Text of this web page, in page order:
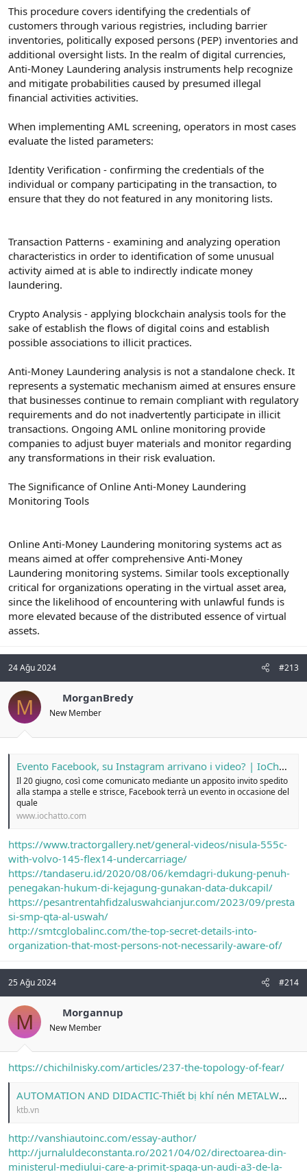
This procedure covers identifying the credentials of
customers through various registries, including barrier
inventories, politically exposed persons (PEP) inventories and
additional oversight lists. In the realm of digital currencies,
Anti-Money Laundering analysis instruments help recognize
and mitigate probabilities caused by presumed illegal
financial activities activities.
When implementing AML screening, operators in most cases
evaluate the listed parameters:
Identity Verification - confirming the credentials of the
individual or company participating in the transaction, to
ensure that they do not featured in any monitoring lists.
Transaction Patterns - examining and analyzing operation
characteristics in order to identification of some unusual
activity aimed at is able to indirectly indicate money
laundering.
Crypto Analysis - applying blockchain analysis tools for the
sake of establish the flows of digital coins and establish
possible associations to illicit practices.
Anti-Money Laundering analysis is not a standalone check. It
represents a systematic mechanism aimed at ensures ensure
that businesses continue to remain compliant with regulatory
requirements and do not inadvertently participate in illicit
transactions. Ongoing AML online monitoring provide
companies to adjust buyer materials and monitor regarding
any transformations in their risk evaluation.
The Significance of Online Anti-Money Laundering
Monitoring Tools
Online Anti-Money Laundering monitoring systems act as
means aimed at offer comprehensive Anti-Money
Laundering monitoring systems. Similar tools exceptionally
critical for organizations operating in the virtual asset area,
since the likelihood of encountering with unlawful funds is
more elevated because of the distributed essence of virtual
assets.
24 Ağu 2024 #213
M MorganBredy
New Member
Evento Facebook, su Instagram arrivano i video? | IoChatto
Il 20 giugno, così come comunicato mediante un apposito invito spedito
alla stampa a stelle e strisce, Facebook terrà un evento in occasione del
quale
www.iochatto.com
https://www.tractorgallery.net/general-videos/nisula-555c-
with-volvo-145-flex14-undercarriage/
https://tandaseru.id/2020/08/06/kemdagri-dukung-penuh-
penegakan-hukum-di-kejagung-gunakan-data-dukcapil/
https://pesantrentahfidzaluswahcianjur.com/2023/09/presta
si-smp-qta-al-uswah/
http://smtcglobalinc.com/the-top-secret-details-into-
organization-that-most-persons-not-necessarily-aware-of/
25 Ağu 2024 #214
M Morgannup
New Member
https://chichilnisky.com/articles/237-the-topology-of-fear/
AUTOMATION AND DIDACTIC-Thiết bị khí nén METALWORK, API Pneumatic. Ống khí nén ZEC
ktb.vn
http://vanshiautoinc.com/essay-author/
http://jurnaluldeconstanta.ro/2021/04/02/directoarea-din-
ministerul-mediului-care-a-primit-spaga-un-audi-a3-de-la-